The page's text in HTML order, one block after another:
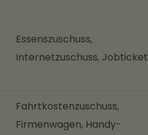
Essenszuschuss,
Internetzuschuss, Jobticket
Fahrtkostenzuschuss,
Firmenwagen, Handy-